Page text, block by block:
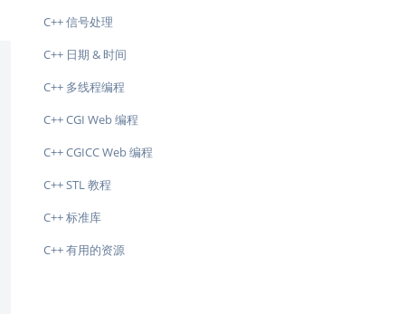
C++ 信号处理
C++ 日期 & 时间
C++ 多线程编程
C++ CGI Web 编程
C++ CGICC Web 编程
C++ STL 教程
C++ 标准库
C++ 有用的资源